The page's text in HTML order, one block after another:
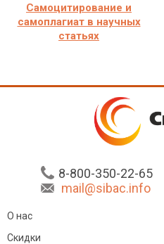
Самоцитирование и
самоплагиат в научных
статьях
8-800-350-22-65
mail@sibac.info
О нас
Скидки